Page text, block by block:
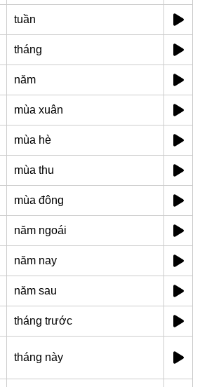
tuần
tháng
năm
mùa xuân
mùa hè
mùa thu
mùa đông
năm ngoái
năm nay
năm sau
tháng trước
tháng này